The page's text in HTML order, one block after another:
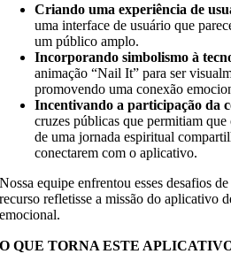
Criando uma experiência de
uma interface de usuário que
um público amplo.
Incorporando simbolismo à
animação “Nail It” para ser
promovendo uma conexão
Incentivando a participação da
cruzes públicas que permitiam que
de uma jornada espiritual
conectarem com o aplicativo.
Nossa equipe enfrentou esses desafios
recurso refletisse a missão do aplicativo
emocional.
O QUE TORNA ESTE